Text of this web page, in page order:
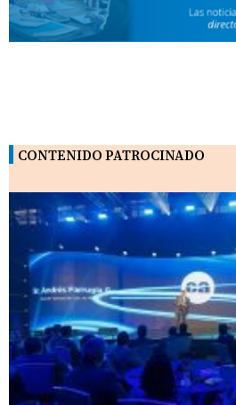
CONTENIDO PATROCINADO